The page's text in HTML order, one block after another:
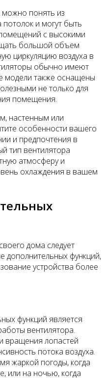
можно понять из
и могут быть
с высокими
большой объем
циркуляцию воздуха в
обычно имеют
модели также оснащены
не только для
помещения.
настенным или
особенности вашего
и предпочтения в
тип вентилятора
атмосферу и
охлаждения в вашем
дома следует
дополнительных функций,
устройства более
функций является
вентилятора.
вращения лопастей
потока воздуха.
жаркой погоды, когда
или на ночью, когда